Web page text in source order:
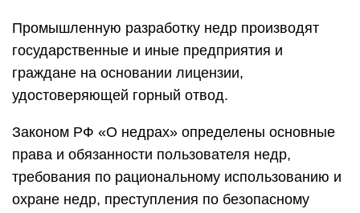
Промышленную разработку недр производят
государственные и иные предприятия и
граждане на основании лицензии,
удостоверяющей горный отвод.
Законом РФ «О недрах» определены основные
права и обязанности пользователя недр,
требования по рациональному использованию и
охране недр, преступления по безопасному